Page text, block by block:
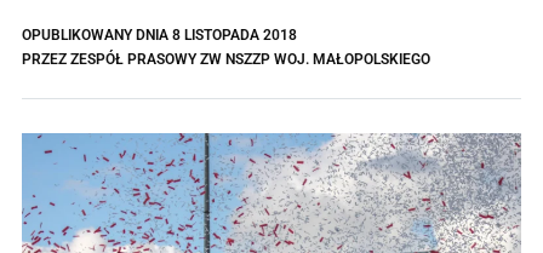
OPUBLIKOWANY DNIA 8 LISTOPADA 2018
PRZEZ ZESPÓŁ PRASOWY ZW NSZZP WOJ. MAŁOPOLSKIEGO